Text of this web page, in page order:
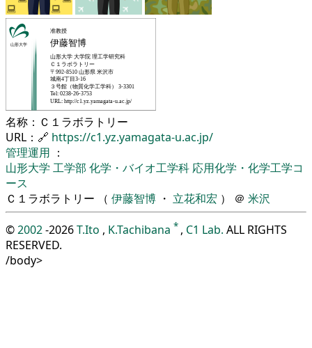
名称：Ｃ１ラボラトリー
URL：🔗 https://c1.yz.yamagata-u.ac.jp/
管理運用 ：
山形大学 工学部 化学・バイオ工学科 応用化学・化学工学コ
ース
Ｃ１ラボラトリー （ 伊藤智博 ・ 立花和宏 ） ＠ 米沢
©2002-2026T.Ito , K.Tachibana * , C1 Lab. ALL RIGHTS
RESERVED.
/body>